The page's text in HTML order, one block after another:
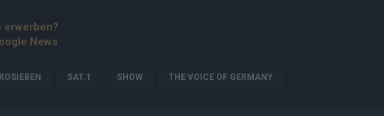
erwerben?
News
SAT.1 SHOW THE VOICE OF GERMANY